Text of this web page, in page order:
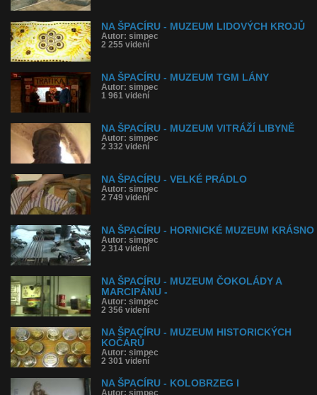
NA ŠPACÍRU - MUZEUM LIDOVÝCH KROJŮ
Autor: simpec
2 255 videní
NA ŠPACÍRU - MUZEUM TGM LÁNY
Autor: simpec
1 961 videní
NA ŠPACÍRU - MUZEUM VITRÁŽÍ LIBYNĚ
Autor: simpec
2 332 videní
NA ŠPACÍRU - VELKÉ PRÁDLO
Autor: simpec
2 749 videní
NA ŠPACÍRU - HORNICKÉ MUZEUM KRÁSNO
Autor: simpec
2 314 videní
NA ŠPACÍRU - MUZEUM ČOKOLÁDY A
MARCIPÁNU -
Autor: simpec
2 356 videní
NA ŠPACÍRU - MUZEUM HISTORICKÝCH
KOČÁRŮ
Autor: simpec
2 301 videní
NA ŠPACÍRU - KOLOBRZEG I
Autor: simpec